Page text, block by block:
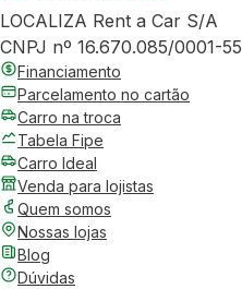
LOCALIZA Rent a Car S/A
CNPJ nº 16.670.085/0001-55
Financiamento
Parcelamento no cartão
Carro na troca
Tabela Fipe
Carro Ideal
Venda para lojistas
Quem somos
Nossas lojas
Blog
Dúvidas